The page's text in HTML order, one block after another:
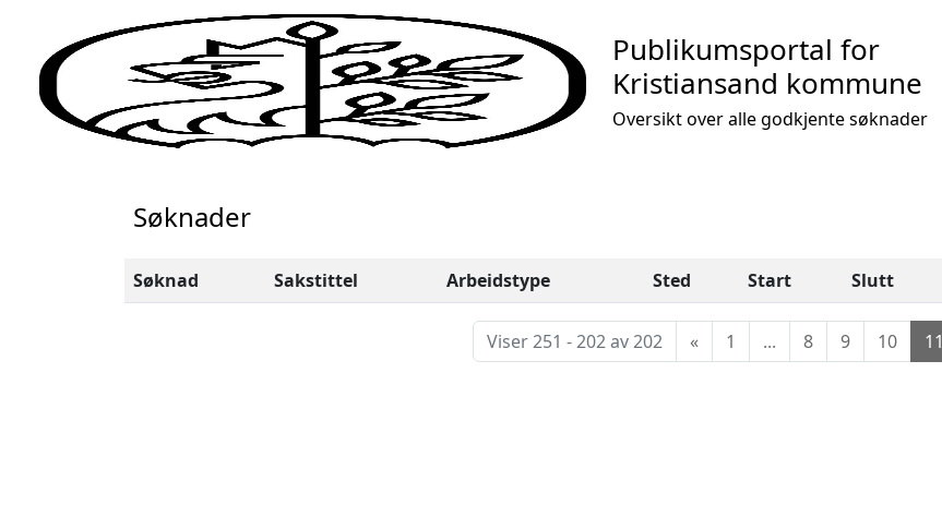
Publikumsportal for
Kristiansand kommune
Oversikt over alle godkjente søknader
Søknader
Søknad Sakstittel Arbeidstype Sted Start Slutt
Viser 251 - 202 av 202 « 1 ... 8 9 10 11